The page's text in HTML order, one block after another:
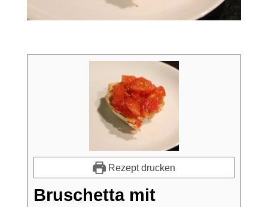
Rezept drucken
Bruschetta mit